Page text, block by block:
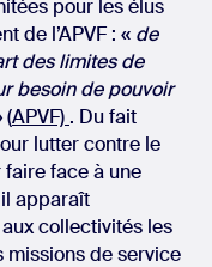
pour les élus
de l’APVF : « de
des limites de
besoin de pouvoir
(APVF) . Du fait
lutter contre le
face à une
apparaît
collectivités les
missions de service